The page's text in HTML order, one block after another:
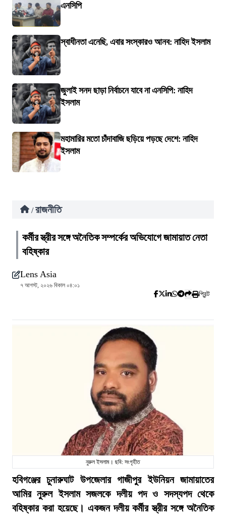
এনসিপি
স্বাধীনতা এনেছি, এবার সংস্কারও আনব: নাহিদ ইসলাম
জুলাই সনদ ছাড়া নির্বাচনে যাবে না এনসিপি: নাহিদ
ইসলাম
মহামারির মতো চাঁদাবাজি ছড়িয়ে পড়ছে দেশে: নাহিদ
ইসলাম
/ রাজনীতি
কর্মীর স্ত্রীর সঙ্গে অনৈতিক সম্পর্কের অভিযোগে জামায়াত নেতা
বহিষ্কার
Lens Asia
৭ আগস্ট, ২০২৬ বিকাল ০৪:০১
প্রিন্ট
নুরুল ইসলাম। ছবি: সংগৃহীত
হবিগঞ্জের চুনারুঘাট উপজেলার গাজীপুর ইউনিয়ন জামায়াতের
আমির নুরুল ইসলাম সজলকে দলীয় পদ ও সদস্যপদ থেকে
বহিষ্কার করা হয়েছে। একজন দলীয় কর্মীর স্ত্রীর সঙ্গে অনৈতিক